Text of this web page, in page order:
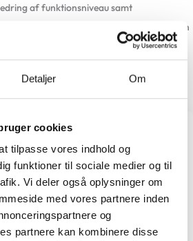
Detaljer Om
cookies
tilpasse vores indhold og
funktioner til sociale medier og til
Vi deler også oplysninger om
med vores partnere inden
og
partnere kan kombinere disse
af funktionsniveau samt
vi sammen en plan målrettet netop din
du finde mig på fodboldbanen.
Genoptræning
Fysioterapi